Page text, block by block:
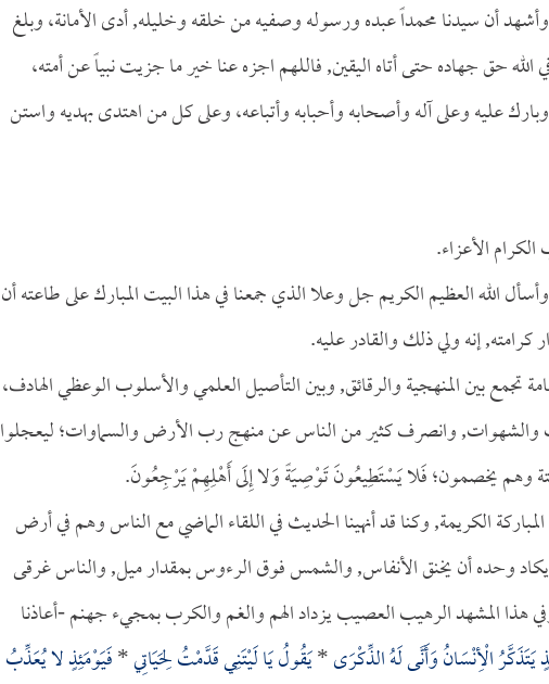
أن سيدنا محمداً عبده ورسوله وصفيه من خلقه وخليله, أدى الأمانة، وبلغ
حق جهاده حتى أتاه اليقين, فاللهم اجزه عنا خير ما جزيت نبياً عن أمته،
عليه وعلى آله وأصحابه وأحبابه وأتباعه، وعلى كل من اهتدى بهديه واستن
الكرام الأعزاء.
الله العظيم الكريم جل وعلا الذي جمعنا في هذا البيت المبارك على طاعته أن
إنه ولي ذلك والقادر عليه.
تجمع بين المنهجية والرقائق, وبين التأصيل العلمي والأسلوب الوعظي الهادف،
والشهوات, وانصرف كثير من الناس عن منهج رب الأرض والسماوات؛ ليعجلوا
بغتة وهم يخصمون؛ فَلا يَسْتَطِيعُونَ تَوْصِيَةً وَلا إِلَى أَهْلِهِمْ يَرْجِعُونَ.
الكريمة, وكنا قد أنهينا الحديث في اللقاء الماضي مع الناس وهم في أرض
يكاد وحده أن يخنق الأنفاس, والشمس فوق الرءوس بمقدار ميل, والناس غرقى
المشهد الرهيب العصيب يزداد الهم والغم والكرب بمجيء جهنم -أعاذنا
الْأِنْسَانُ وَأَنَّى لَهُ الذِّكْرَى*يَقُولُ يَا لَيْتَنِي قَدَّمْتُ لِحَيَاتِي*فَيَوْمَئِذٍ لا يُعَذِّبُ